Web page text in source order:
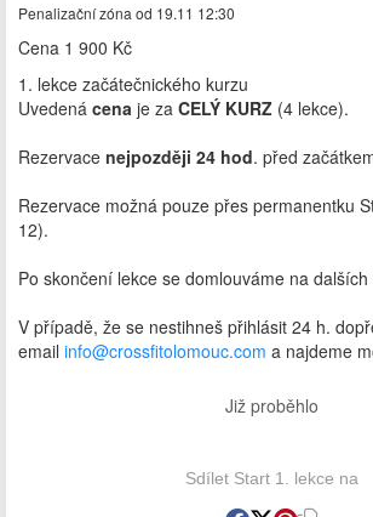
Penalizační zóna od 19.11 12:30
Cena 1 900 Kč
1. lekce začátečnického kurzu
Uvedená cena je za CELÝ KURZ (4 lekce).
Rezervace nejpozději 24 hod. před
Rezervace možná pouze přes permanentku
12).
Po skončení lekce se domlouváme na
V případě, že se nestihneš přihlásit 24 h.
email info@crossfitolomouc.com a najdeme
Již proběhlo
Sdílet Start 1. lekce na